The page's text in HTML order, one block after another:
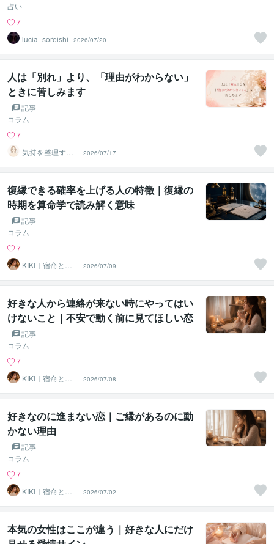
占い
7
lucia_soreishi
2026/07/20
人は「別れ」より、「理由がわからない」
ときに苦しみます
記事
コラム
7
気持を整理する
人☆あかり
2026/07/17
復縁できる確率を上げる人の特徴｜復縁の
時期を算命学で読み解く意味
記事
コラム
7
KIKI｜宿命と本
音を読み解く鑑
定
2026/07/09
好きな人から連絡が来ない時にやってはい
けないこと｜不安で動く前に見てほしい恋
の流れ
記事
コラム
7
KIKI｜宿命と本
音を読み解く鑑
定
2026/07/08
好きなのに進まない恋｜ご縁があるのに動
かない理由
記事
コラム
7
KIKI｜宿命と本
音を読み解く鑑
定
2026/07/02
本気の女性はここが違う｜好きな人にだけ